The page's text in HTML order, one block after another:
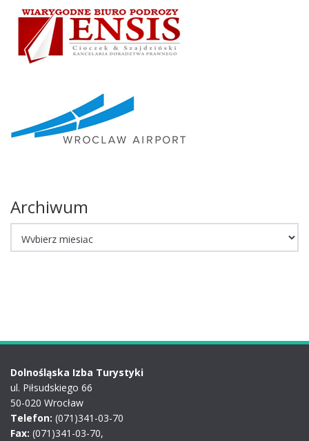
Archiwum
Dolnośląska Izba Turystyki
ul. Piłsudskiego 66
50-020 Wrocław
Telefon: (071)341-03-70
Fax: (071)341-03-70,